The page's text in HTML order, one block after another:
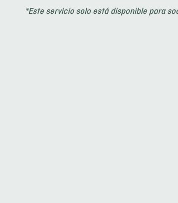
*Este servicio solo está disponible para